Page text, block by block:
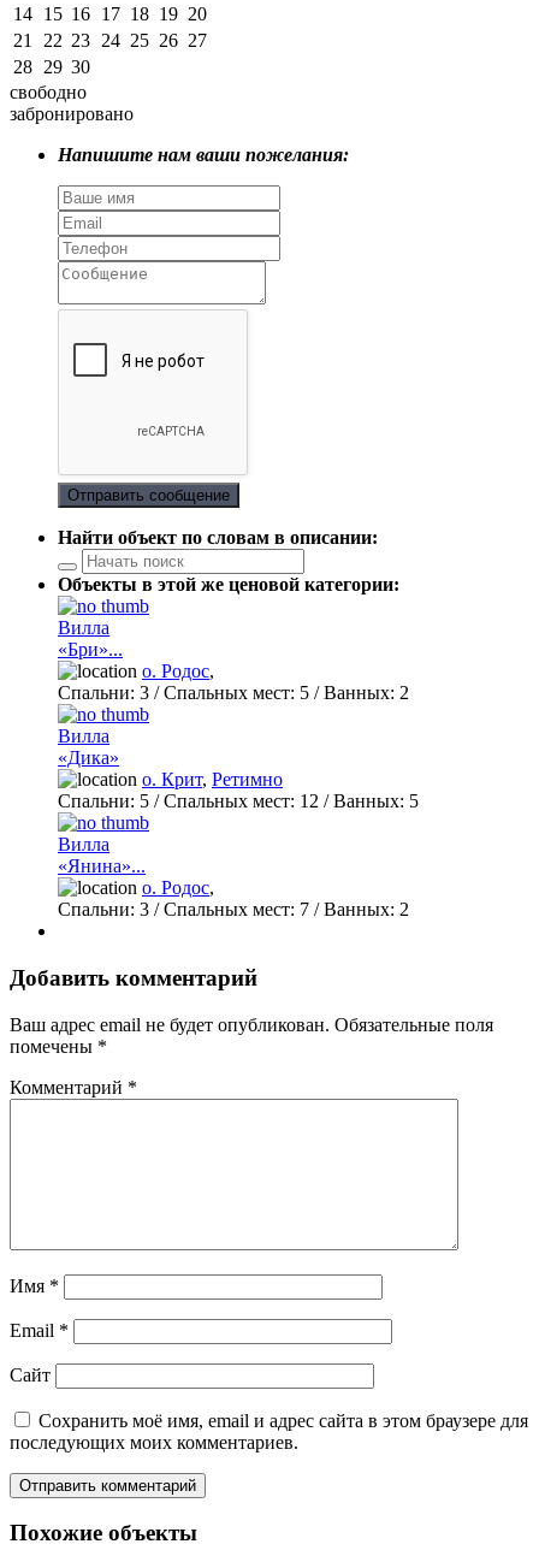
14 15 16 17 18 19 20
21
22 23 24 25 26 27
28 29 30
свободно
забронировано
Напишите нам ваши пожелания:
Отправить сообщение
Найти объект по словам в описании:
Объекты в этой же ценовой категории:
Вилла
«Бри»...
о. Родос,
Спальни: 3 / Спальных мест: 5 /Ванных: 2
Вилла
«Дика»
о. Крит, Ретимно
Спальни: 5 / Спальных мест: 12 /Ванных: 5
Вилла
«Янина»...
о. Родос,
Спальни: 3 / Спальных мест: 7 /Ванных: 2
Добавить комментарий
Ваш адрес email не будет опубликован. Обязательные поля
помечены *
Комментарий *
Имя *
Email *
Сайт
Сохранить моё имя, email и адрес сайта в этом браузере для
последующих моих комментариев.
Похожие объекты